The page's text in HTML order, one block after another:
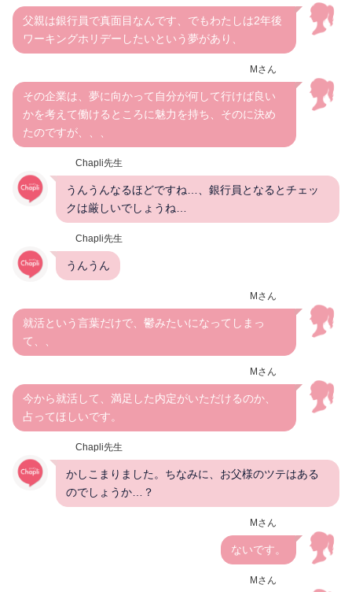
父親は銀行員で真面目なんです、でもわたしは2年後
ワーキングホリデーしたいという夢があり、
Mさん
その企業は、夢に向かって自分が何して行けば良い
かを考えて働けるところに魅力を持ち、そのに決め
たのですが、、、
Chapli先生
うんうんなるほどですね…、銀行員となるとチェッ
クは厳しいでしょうね…
Chapli先生
うんうん
Mさん
就活という言葉だけで、鬱みたいになってしまっ
て、、
Mさん
今から就活して、満足した内定がいただけるのか、
占ってほしいです。
Chapli先生
かしこまりました。ちなみに、お父様のツテはある
のでしょうか…？
Mさん
ないです。
Mさん